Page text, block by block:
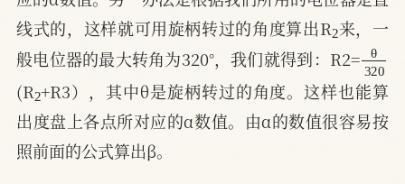
线式的，这样就可用旋柄转过的角度算出R2来，一
般电位器的最大转角为320°，我们就得到：R2= 320
(R +R3），其中θ是旋柄转过的角度。这样也能算
出度盘上各点所对应的α数值。由α的数值很容易按
照前面的公式算出β。